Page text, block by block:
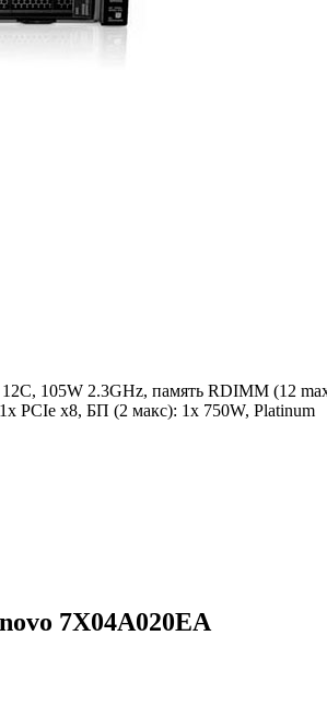
105W 2.3GHz, память RDIMM (12
PCIe x8, БП (2 макс): 1x 750W, Platinum
7X04A020EA